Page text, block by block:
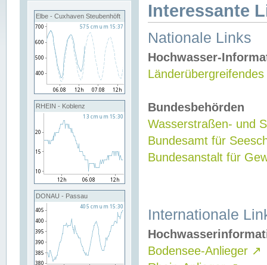
Elbe - Cuxhaven Steubenhöft
RHEIN - Koblenz
DONAU - Passau
Interessante
Nationale Links
Hochwasser-
Bundesbehörden
Wasserstraßen- und
Bundesamt für
Bundesanstalt für
Internationale
Bodensee-Anlieger ↗